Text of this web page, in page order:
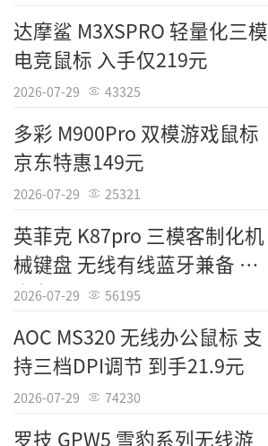
达摩鲨 M3XSPRO 轻量化三模
电竞鼠标 入手仅219元
2026-07-29 43325
多彩 M900Pro 双模游戏鼠标
京东特惠149元
2026-07-29 25321
英菲克 K87pro 三模客制化机
械键盘 无线有线蓝牙兼备 电
竞办公两用280元
2026-07-29 56195
AOC MS320 无线办公鼠标 支
持三档DPI调节 到手21.9元
2026-07-29 74230
罗技 GPW5 雪豹系列无线游